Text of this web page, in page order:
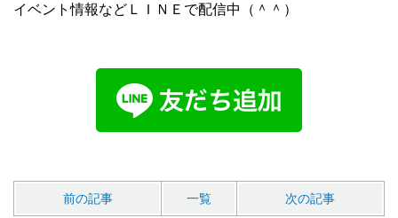
イベント情報などＬＩＮＥで配信中（＾＾）
前の記事 一覧 次の記事